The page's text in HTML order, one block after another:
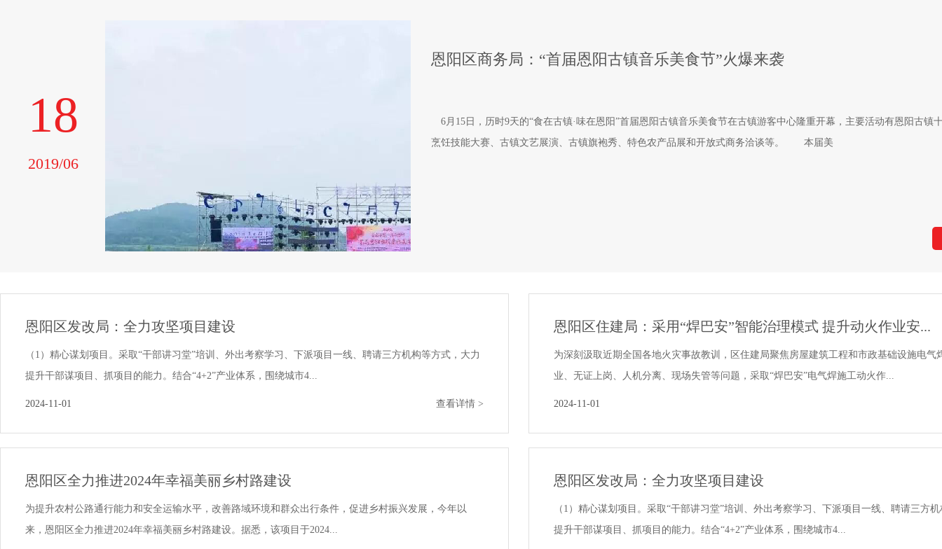
18
2019/06
恩阳区商务局：“首届恩阳古镇音乐美食节”火爆来袭
6月15日，历时9天的“食在古镇·味在恩阳”首届恩阳古镇音乐美食节在古镇游客中心隆重开幕，主要活动有恩阳古镇
烹饪技能大赛、古镇文艺展演、古镇旗袍秀、特色农产品展和开放式商务洽谈等。 本届美
恩阳区发改局：全力攻坚项目建设
（1）精心谋划项目。采取“干部讲习堂”培训、外出考察学习、下派项目一线、聘请三方机构等方式，大力
提升干部谋项目、抓项目的能力。结合“4+2”产业体系，围绕城市4...
2024-11-01 查看详情 >
恩阳区住建局：采用“焊巴安”智能治理模式 提升动火作业安...
为深刻汲取近期全国各地火灾事故教训，区住建局聚焦房屋建筑工程和市政基础设施电气
业、无证上岗、人机分离、现场失管等问题，采取“焊巴安”电气焊施工动火作...
2024-11-01
恩阳区全力推进2024年幸福美丽乡村路建设
为提升农村公路通行能力和安全运输水平，改善路域环境和群众出行条件，促进乡村振兴发展，今年以
来，恩阳区全力推进2024年幸福美丽乡村路建设。据悉，该项目于2024...
恩阳区发改局：全力攻坚项目建设
（1）精心谋划项目。采取“干部讲习堂”培训、外出考察学习、下派项目一线、聘请三方
提升干部谋项目、抓项目的能力。结合“4+2”产业体系，围绕城市4...